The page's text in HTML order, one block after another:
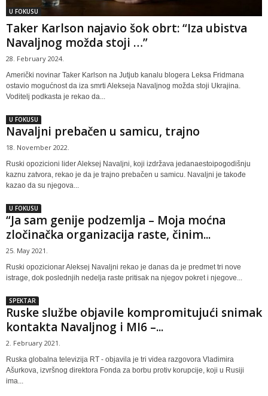
U FOKUSU
Taker Karlson najavio šok obrt: “Iza ubistva
Navaljnog možda stoji …”
28. February 2024.
Američki novinar Taker Karlson na Jutjub kanalu blogera Leksa Fridmana
ostavio mogućnost da iza smrti Alekseja Navaljnog možda stoji Ukrajina.
Voditelj podkasta je rekao da...
U FOKUSU
Navaljni prebačen u samicu, trajno
18. November 2022.
Ruski opozicioni lider Aleksej Navaljni, koji izdržava jedanaestoipogodišnju
kaznu zatvora, rekao je da je trajno prebačen u samicu. Navaljni je takođe
kazao da su njegova...
U FOKUSU
“Ja sam genije podzemlja – Moja moćna
zločinačka organizacija raste, činim...
25. May 2021.
Ruski opozicionar Aleksej Navaljni rekao je danas da je predmet tri nove
istrage, dok poslednjih nedelja raste pritisak na njegov pokret i njegove...
SPEKTAR
Ruske službe objavile kompromitujući snimak
kontakta Navaljnog i MI6 –...
2. February 2021.
Ruska globalna televizija RT - objavila je tri videa razgovora Vladimira
Ašurkova, izvršnog direktora Fonda za borbu protiv korupcije, koji u Rusiji
ima...